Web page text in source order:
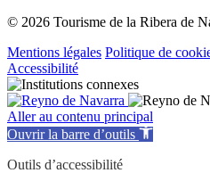
© 2026 Tourisme de la Ribera de
Mentions légales Politique de
Accessibilité
Aller au contenu principal
Ouvrir la barre d’outils
Outils d’accessibilité